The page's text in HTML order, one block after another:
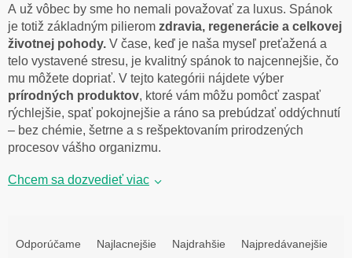
A už vôbec by sme ho nemali považovať za luxus. Spánok
je totiž základným pilierom zdravia, regenerácie a celkovej
životnej pohody. V čase, keď je naša myseľ preťažená a
telo vystavené stresu, je kvalitný spánok to najcennejšie, čo
mu môžete dopriať. V tejto kategórii nájdete výber
prírodných produktov, ktoré vám môžu pomôcť zaspať
rýchlejšie, spať pokojnejšie a ráno sa prebúdzať oddýchnutí
– bez chémie, šetrne a s rešpektovaním prirodzených
procesov vášho organizmu.
Chcem sa dozvedieť viac
Odporúčame Najlacnejšie Najdrahšie Najpredávanejšie